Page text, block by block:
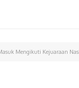
Mengikuti Kejuaraan